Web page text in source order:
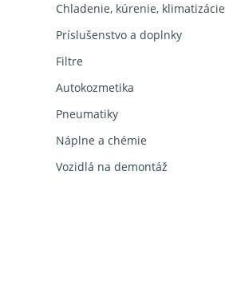
Chladenie, kúrenie, klimatizácie
Príslušenstvo a doplnky
Filtre
Autokozmetika
Pneumatiky
Náplne a chémie
Vozidlá na demontáž